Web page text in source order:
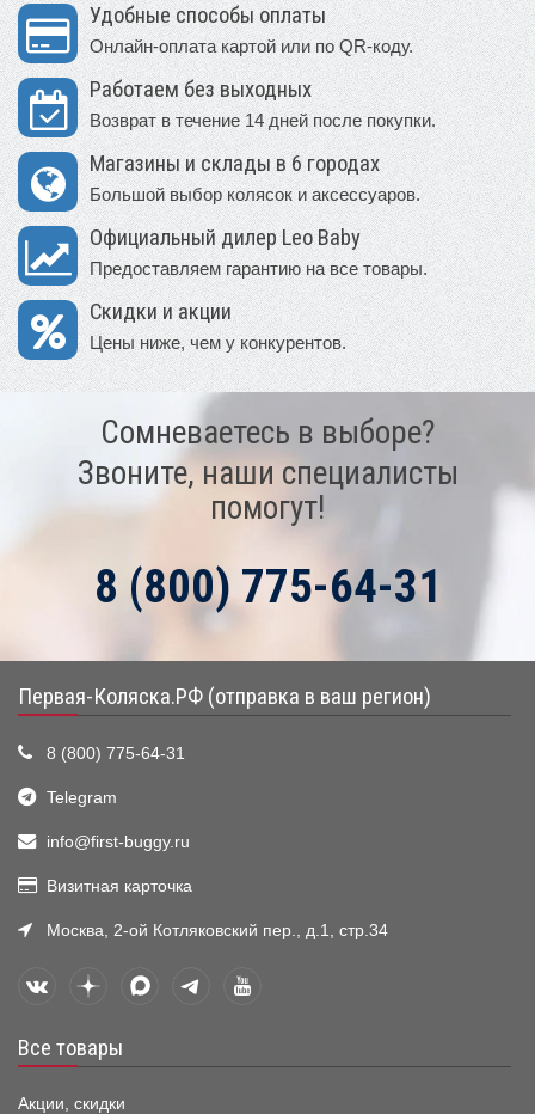
Удобные способы оплаты
Онлайн-оплата картой или по QR-коду.
Работаем без выходных
Возврат в течение 14 дней после покупки.
Магазины и склады в 6 городах
Большой выбор колясок и аксессуаров.
Официальный дилер Leo Baby
Предоставляем гарантию на все товары.
Скидки и акции
Цены ниже, чем у конкурентов.
Сомневаетесь в выборе?
Звоните, наши специалисты
помогут!
8 (800) 775-64-31
Первая-Коляска.РФ (отправка в ваш регион)
8 (800) 775-64-31
Telegram
info@first-buggy.ru
Визитная карточка
Москва, 2-ой Котляковский пер., д.1, стр.34
Все товары
Акции, скидки